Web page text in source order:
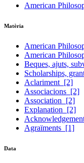
American
Matèria
American
American
Beques, ajuts,
Scholarships,
Aclariment [2]
Associacions [2]
Association [2]
Explanation [2]
Agraïments [1]
Data